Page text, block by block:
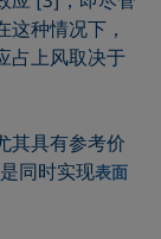
种情况下，
占上风取决于
其具有参考价
是同时实现表面